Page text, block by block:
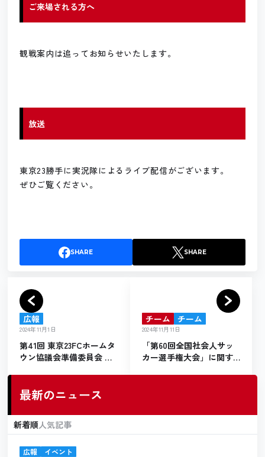
ご来場される方へ
観戦案内は追ってお知らせいたします。
放送
東京23勝手に実況隊によるライブ配信がございます。
ぜひご覧ください。
SHARE SHARE
広報
2024年11月1日
第41回 東京23FCホームタ
ウン協議会準備委員会 活
チーム チーム
2024年11月11日
「第60回全国社会人サッ
カー選手権大会」に関す
最新のニュース
新着順人気記事
広報 イベント